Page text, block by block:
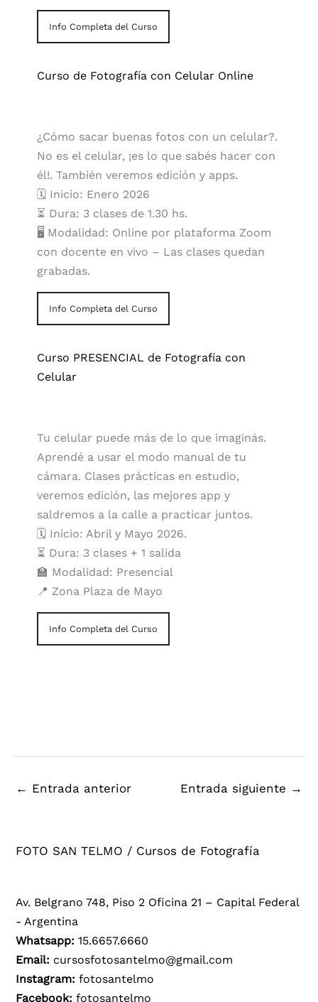
Info Completa del Curso
Curso de Fotografía con Celular Online
¿Cómo sacar buenas fotos con un celular?.
No es el celular, ¡es lo que sabés hacer con
él!. También veremos edición y apps.
🗓️ Inicio: Enero 2026
⏳ Dura: 3 clases de 1.30 hs.
🖥️ Modalidad: Online por plataforma Zoom
con docente en vivo – Las clases quedan
grabadas.
Info Completa del Curso
Curso PRESENCIAL de Fotografía con
Celular
Tu celular puede más de lo que imaginás.
Aprendé a usar el modo manual de tu
cámara. Clases prácticas en estudio,
veremos edición, las mejores app y
saldremos a la calle a practicar juntos.
🗓️ Inicio: Abril y Mayo 2026.
⏳ Dura: 3 clases + 1 salida
🏫 Modalidad: Presencial
📍 Zona Plaza de Mayo
Info Completa del Curso
← Entrada anterior Entrada siguiente →
FOTO SAN TELMO / Cursos de Fotografía
Av. Belgrano 748, Piso 2 Oficina 21 – Capital Federal
- Argentina
Whatsapp:15.6657.6660
Email: cursosfotosantelmo@gmail.com
Instagram: fotosantelmo
Facebook: fotosantelmo